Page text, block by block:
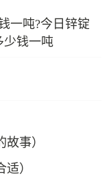
一吨?今日锌锭
少钱一吨
事）
）